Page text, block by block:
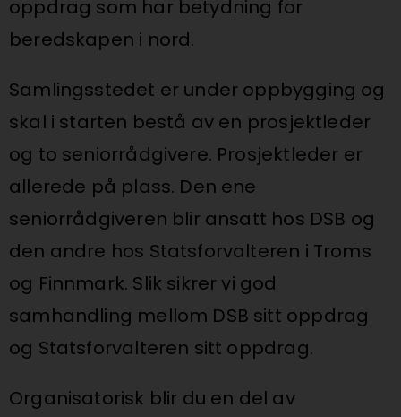
oppdrag som har betydning for
beredskapen i nord.
Samlingsstedet er under oppbygging og
skal i starten bestå av en prosjektleder
og to seniorrådgivere. Prosjektleder er
allerede på plass. Den ene
seniorrådgiveren blir ansatt hos DSB og
den andre hos Statsforvalteren i Troms
og Finnmark. Slik sikrer vi god
samhandling mellom DSB sitt oppdrag
og Statsforvalteren sitt oppdrag.
Organisatorisk blir du en del av